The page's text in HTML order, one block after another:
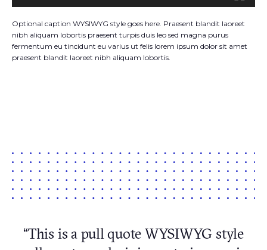
Optional caption WYSIWYG style goes here. Praesent blandit laoreet
nibh aliquam lobortis praesent turpis duis leo sed magna purus
fermentum eu tincidunt eu varius ut felis lorem ipsum dolor sit amet
praesent blandit laoreet nibh aliquam lobortis.
“This is a pull quote WYSIWYG style